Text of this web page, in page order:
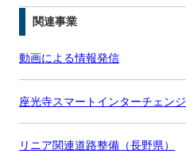
関連事業
動画による情報発信
座光寺スマートインターチェンジ
リニア関連道路整備（長野県）